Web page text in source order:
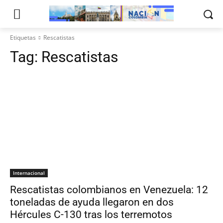
Etiquetas Rescatistas
Tag: Rescatistas
Internacional
Rescatistas colombianos en Venezuela: 12
toneladas de ayuda llegaron en dos
Hércules C-130 tras los terremotos